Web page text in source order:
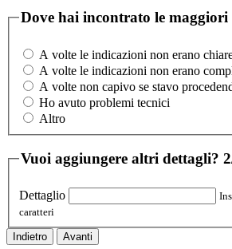
Dove hai incontrato le
A volte le indicazioni non erano
A volte le indicazioni non erano
A volte non capivo se stavo
Ho avuto problemi tecnici
Altro
Vuoi aggiungere altri dettagli?
Dettaglio
caratteri
Indietro Avanti